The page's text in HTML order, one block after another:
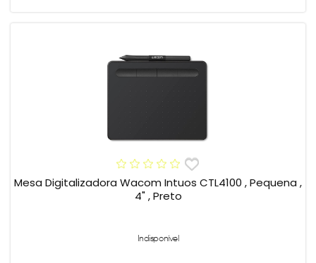
Mesa Digitalizadora Wacom Intuos CTL4100 , Pequena ,
4" , Preto
Indisponível